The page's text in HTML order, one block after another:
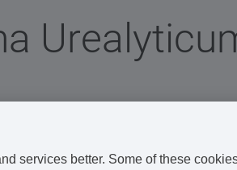
klassifiziert, können
services better. Some of these